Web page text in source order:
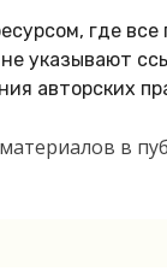
где
указывают
авторских
в